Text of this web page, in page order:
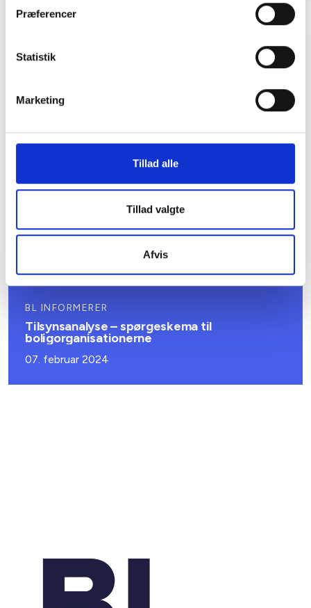
Præferencer
Statistik
Marketing
Tillad alle
Tillad valgte
Afvis
Viden
BL INFORMERER
Ny vejledning om udlejningsvanskeligheder i
almene ældreboliger
Ny bekendtgørelse om udlejning af almene
boliger
BL INFORMERER
Tilsynsanalyse – spørgeskema til
boligorganisationerne
07. februar 2024